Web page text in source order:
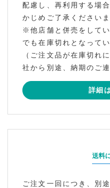
配慮し、再利用する場
かじめご了承くださいま
※他店舗と併売をして
でも在庫切れとなって
（ご注文品が在庫切れ
社から別途、納期のご
詳細
送料
ご注文一回につき、別